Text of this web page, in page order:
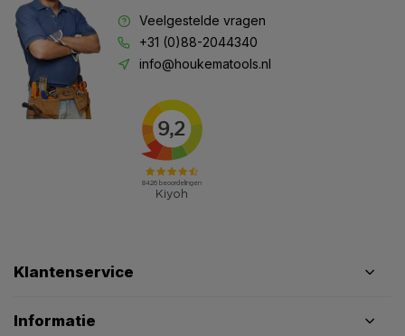
Veelgestelde vragen
+31 (0)88-2044340
info@houkematools.nl
Klantenservice
Informatie